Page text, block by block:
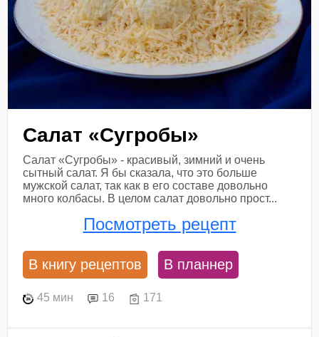
Салат «Сугробы»
Салат «Сугробы» - красивый, зимний и очень
сытный салат. Я бы сказала, что это больше
мужской салат, так как в его составе довольно
много колбасы. В целом салат довольно прост...
Посмотреть рецепт
В книгу рецептов В планнер
45 мин 16 171